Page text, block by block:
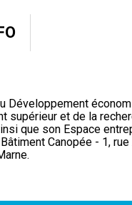
Développement
supérieur et de la
que son Espace
Canopée - 1,